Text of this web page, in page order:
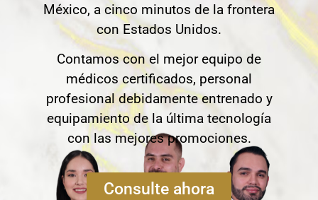
México, a cinco minutos de la frontera
con Estados Unidos.
Contamos con el mejor equipo de
médicos certificados, personal
profesional debidamente entrenado y
equipamiento de la última tecnología
con las mejores promociones.
Consulte ahora